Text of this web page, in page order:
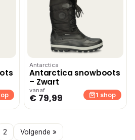
Antarctica
Antarctica snowboots
– Zwart
vanaf
€ 79,99 1 shop
2 Volgende »